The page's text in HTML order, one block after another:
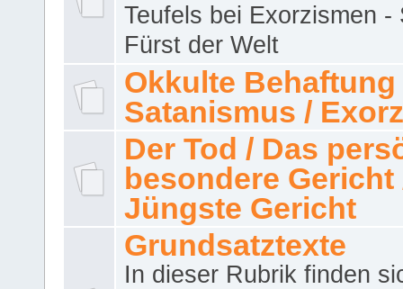
Teufels bei Exorzismen -
Fürst der Welt
Okkulte Behaftung
Satanismus /
Der Tod / Das
besondere Gericht
Jüngste Gericht
Grundsatztexte
In dieser Rubrik finden